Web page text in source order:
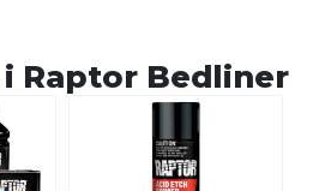
Raptor Bedliner